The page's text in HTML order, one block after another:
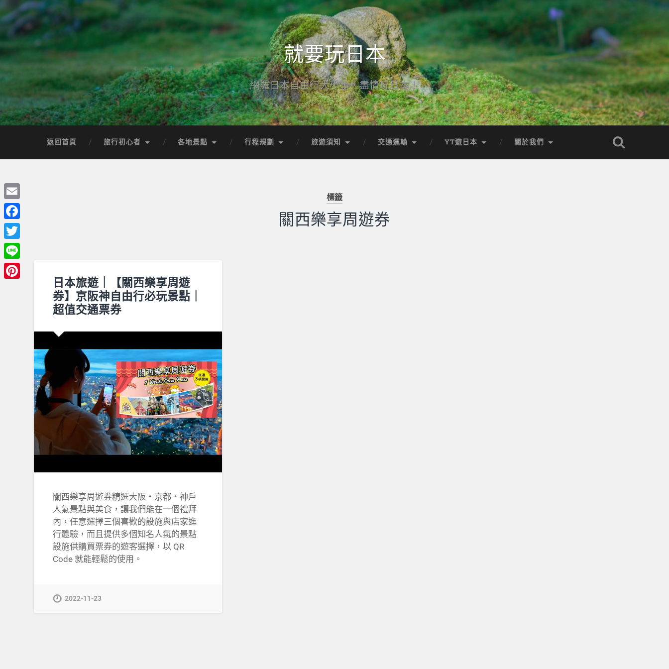
就要玩日本
網羅日本自由行大小事，盡情玩日本！
返回首頁 旅行初心者 各地景點 行程規劃 旅遊須知 交通運輸 YT遊日本 關於我們
標籤
關西樂享周遊券
日本旅遊｜【關西樂享周遊
券】京阪神自由行必玩景點｜
超值交通票券
關西樂享周遊券精選大阪・京都・神戶
人氣景點與美食，讓我們能在一個禮拜
內，任意選擇三個喜歡的設施與店家進
行體驗，而且提供多個知名人氣的景點
設施供購買票券的遊客選擇，以 QR
Code 就能輕鬆的使用。
2022-11-23
Email
Facebook
Twitter
Line